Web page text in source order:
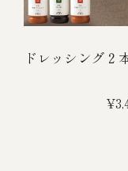
ドレッシング２